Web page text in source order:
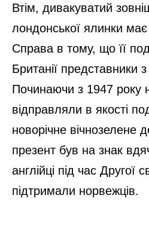
Втім, дивакуватий
лондонської ялинки
Справа в тому, що її
Британії представники з
Починаючи з 1947 року
відправляли в якості
новорічне вічнозелене
презент був на знак
англійці під час Другої
підтримали норвежців.